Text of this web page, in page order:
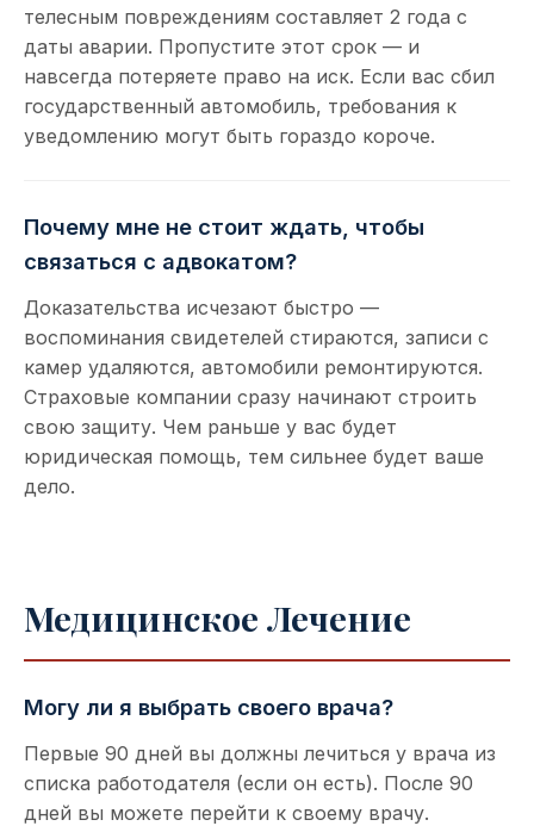
телесным повреждениям составляет 2 года с
даты аварии. Пропустите этот срок — и
навсегда потеряете право на иск. Если вас сбил
государственный автомобиль, требования к
уведомлению могут быть гораздо короче.
Почему мне не стоит ждать, чтобы
связаться с адвокатом?
Доказательства исчезают быстро —
воспоминания свидетелей стираются, записи с
камер удаляются, автомобили ремонтируются.
Страховые компании сразу начинают строить
свою защиту. Чем раньше у вас будет
юридическая помощь, тем сильнее будет ваше
дело.
Медицинское Лечение
Могу ли я выбрать своего врача?
Первые 90 дней вы должны лечиться у врача из
списка работодателя (если он есть). После 90
дней вы можете перейти к своему врачу.